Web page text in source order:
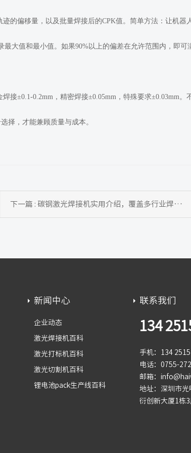
的偏移量，以及批量焊接后的CPK值。简单方法：让机器
大值和最小值。如果90%以上的偏差在允许范围内，即可
接±0.1-0.2mm，精密焊接±0.05mm，特殊要求±0.03mm。
择，才能兼顾质量与成本。
下一篇 : 碳钢激光焊接机实用介绍，覆盖多行业焊接需求
新闻中心
企业动态
激光焊接机百科
激光打标机百科
激光切割机百科
锂电池pack生产线百科
联系我们
134
手机：134 2515
电话：0755-
邮箱：
地址：深圳市光
衍创新大厦1栋